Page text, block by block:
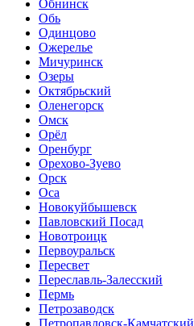
Обнинск
Обь
Одинцово
Ожерелье
Мичуринск
Озеры
Октябрьский
Оленегорск
Омск
Орёл
Оренбург
Орехово-Зуево
Орск
Оса
Новокуйбышевск
Павловский Посад
Новотроицк
Первоуральск
Пересвет
Переславль-Залесский
Пермь
Петрозаводск
Петропавловск-Камчатский